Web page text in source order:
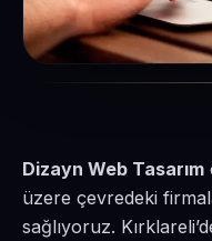
Dizayn Web Tasarım
üzere çevredeki
sağlıyoruz.